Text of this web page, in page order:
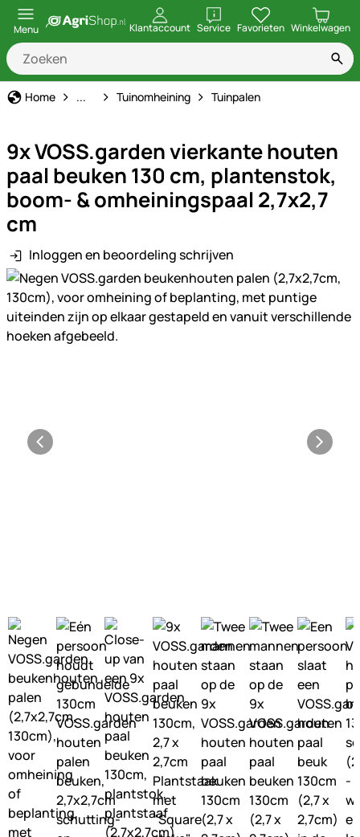
Menu Klantaccount ServiceopenenFavorieten Winkelwagen
Home Stal & Erf
... Tuinomheining Tuinpalen
9x VOSS.garden vierkante houten
paal beuken 130 cm, plantenstok,
boom- & omheiningspaal 2,7x2,7
cm
Inloggen en beoordeling schrijven
Productgalerij